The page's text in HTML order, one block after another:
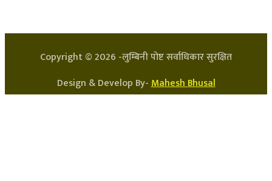
Copyright ©2026 -लुम्बिनी पोष्ट सर्वाधिकार सुरक्षित
Design & Develop By-Mahesh Bhusal